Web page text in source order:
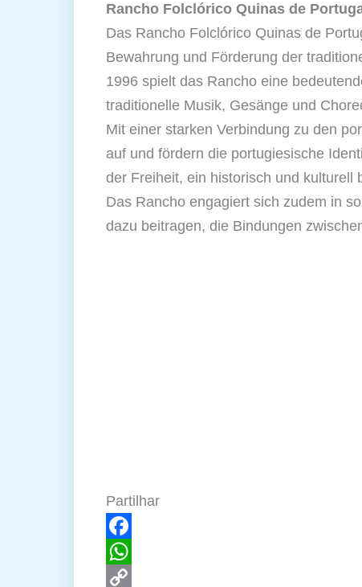
Rancho Folclórico Quinas de
Das Rancho Folclórico Quinas de
Bewahrung und Förderung der
1996 spielt das Rancho eine
traditionelle Musik, Gesänge und
Mit einer starken Verbindung zu den
auf und fördern die portugiesische
der Freiheit, ein historisch und kulturell
Das Rancho engagiert sich zudem in
dazu beitragen, die Bindungen
Partilhar
Facebook
WhatsApp